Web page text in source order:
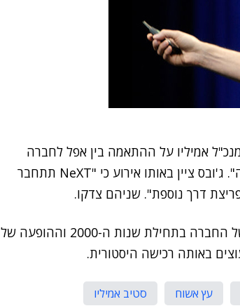
אמיליו על ההתאמה בין אפל לחברה
הנרכשת ואמר: "זה יפתח סיבוב נוסף של טכנולוגיה חדשה". ג'ובס ציין באותו אירוע כי "NeXT תתחבר
דרך נוספת". שניהם צדקו.
בהמשך חזר ג'ובס לנהל את אפל. עובדה זו, וכן התחייה של החברה בתחילת שנות ה-2000 וההופעה של
עץ אשוח סטיב אמיליו